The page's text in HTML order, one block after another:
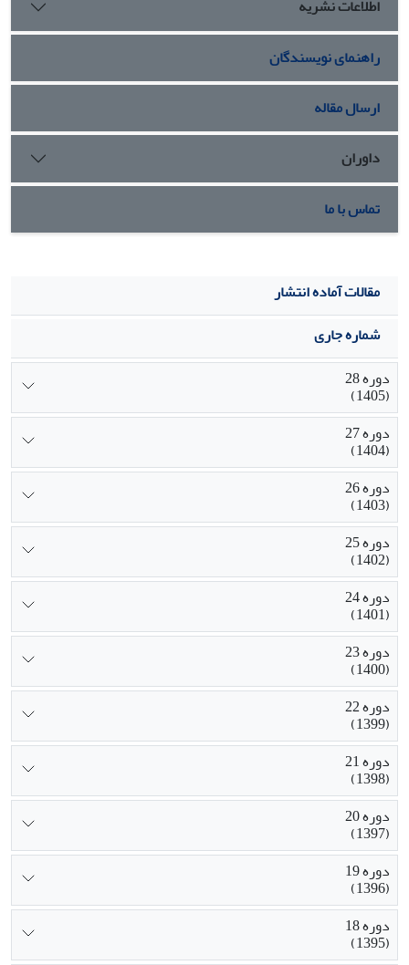
و 67/7 درصد نسبت به تیمار شاهد شد. به نظر می‌رسد کاریرد
دود - آب از طریق بهبود کارایی نیتروژن و جبران افت عملکرد
ناشی از کاهش مصرف آن منجر به بهبود شاخص‌های رشد و
عملکرد دانه گندم شد.
اطلاعات نشریه
راهنمای نویسندگان
ارسال مقاله
داوران
تماس با ما
مقالات آماده انتشار
شماره جاری
دوره 28
(1405)
دوره 27
(1404)
دوره 26
(1403)
دوره 25
(1402)
دوره 24
(1401)
دوره 23
(1400)
دوره 22
(1399)
دوره 21
(1398)
دوره 20
(1397)
دوره 19
(1396)
دوره 18
(1395)